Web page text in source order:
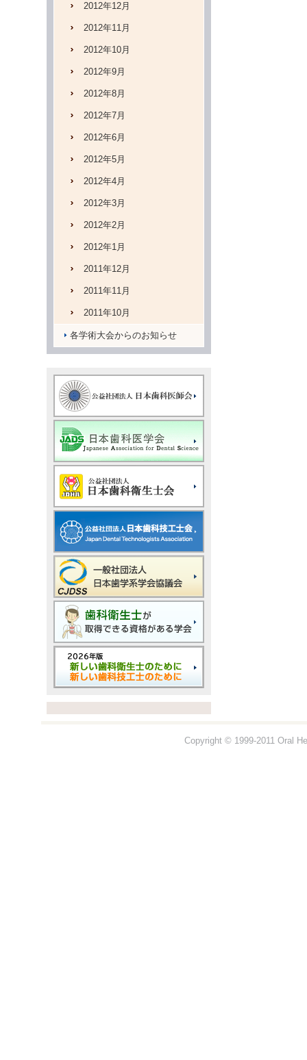
2012年12月
2012年11月
2012年10月
2012年9月
2012年8月
2012年7月
2012年6月
2012年5月
2012年4月
2012年3月
2012年2月
2012年1月
2011年12月
2011年11月
2011年10月
各学術大会からのお知らせ
Copyright © 1999-2011 Oral